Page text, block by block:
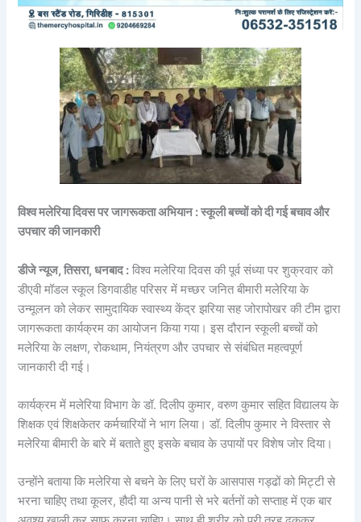
विश्व मलेरिया दिवस पर जागरूकता अभियान : स्कूली बच्चों को दी गई बचाव और
उपचार की जानकारी
डीजे न्यूज, तिसरा, धनबाद : विश्व मलेरिया दिवस की पूर्व संध्या पर शुक्रवार को
डीएवी मॉडल स्कूल डिगवाडीह परिसर में मच्छर जनित बीमारी मलेरिया के
उन्मूलन को लेकर सामुदायिक स्वास्थ्य केंद्र झरिया सह जोरापोखर की टीम द्वारा
जागरूकता कार्यक्रम का आयोजन किया गया। इस दौरान स्कूली बच्चों को
मलेरिया के लक्षण, रोकथाम, नियंत्रण और उपचार से संबंधित महत्वपूर्ण
जानकारी दी गई।
कार्यक्रम में मलेरिया विभाग के डॉ. दिलीप कुमार, वरुण कुमार सहित विद्यालय के
शिक्षक एवं शिक्षकेतर कर्मचारियों ने भाग लिया। डॉ. दिलीप कुमार ने विस्तार से
मलेरिया बीमारी के बारे में बताते हुए इसके बचाव के उपायों पर विशेष जोर दिया।
उन्होंने बताया कि मलेरिया से बचने के लिए घरों के आसपास गड्ढों को मिट्टी से
भरना चाहिए तथा कूलर, हौदी या अन्य पानी से भरे बर्तनों को सप्ताह में एक बार